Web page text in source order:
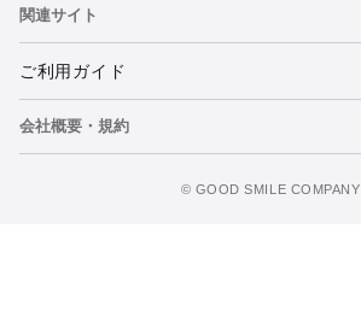
関連サイト
ねんどろいど
ねんどろいどフェイスメーカー
ご利用ガイド
重要なお知らせ
会社概要・規約
©️ GOOD SMILE COMPANY